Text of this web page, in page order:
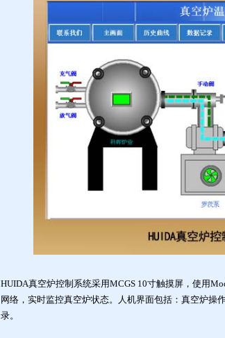
HUIDA真空炉控制系统采用MCGS 10寸触摸屏，使用
网络，实时监控真空炉状态。人机界面包括：真空炉操
录。